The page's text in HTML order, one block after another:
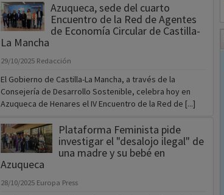
Azuqueca, sede del cuarto
Encuentro de la Red de Agentes
de Economía Circular de Castilla-
La Mancha
29/10/2025 Redacción
El Gobierno de Castilla-La Mancha, a través de la
Consejería de Desarrollo Sostenible, celebra hoy en
Azuqueca de Henares el IV Encuentro de la Red de [...]
Plataforma Feminista pide
investigar el "desalojo ilegal" de
una madre y su bebé en
Azuqueca
28/10/2025 Europa Press